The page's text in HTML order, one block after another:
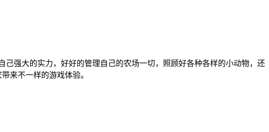
强大的实力，好好的管理自己的农场一切，照顾好各种各样的小动物，还
来不一样的游戏体验。